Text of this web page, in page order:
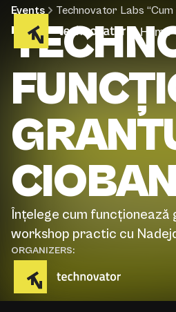
Home
Events Technovator Labs
Înțelege cum funcționează
workshop practic cu
ORGANIZERS: